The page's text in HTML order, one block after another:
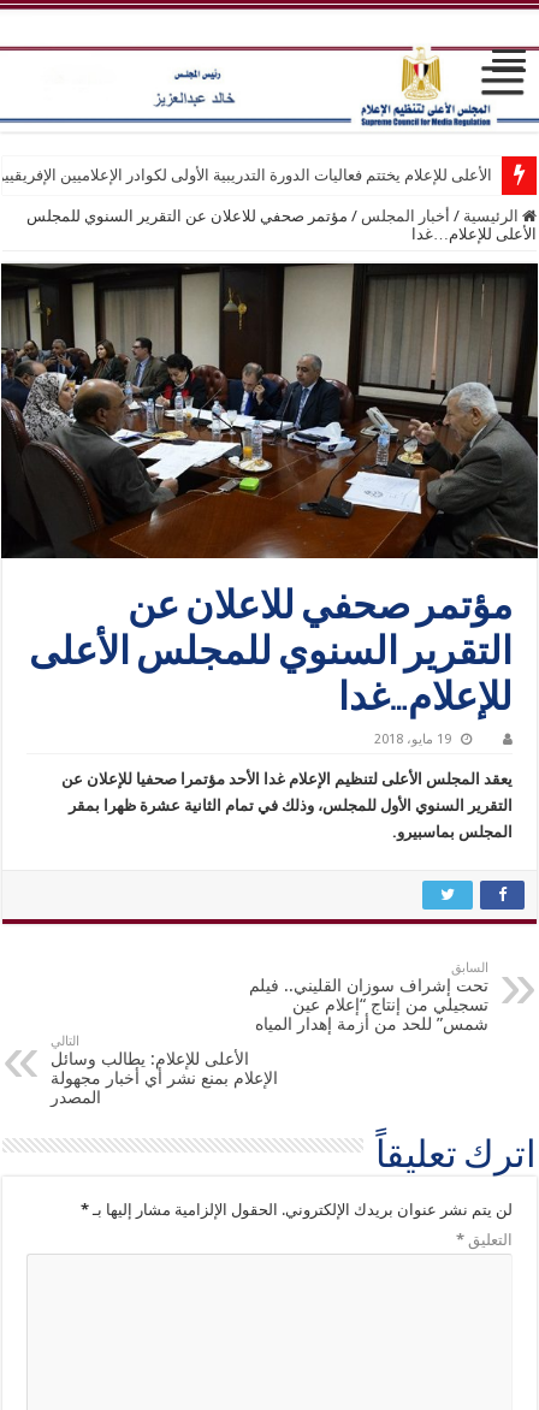
الأعلى للإعلام يختتم فعاليات الدورة التدريبية الأولى لكوادر الإعلاميين
الرئيسية / أخبار المجلس / مؤتمر صحفي للاعلان عن التقرير السنوي للمجلس
الأعلى للإعلام…غدا
مؤتمر صحفي للاعلان عن
التقرير السنوي للمجلس الأعلى
للإعلام…غدا
19 مايو، 2018
يعقد المجلس الأعلى لتنظيم الإعلام غدا الأحد مؤتمرا صحفيا للإعلان عن
التقرير السنوي الأول للمجلس، وذلك في تمام الثانية عشرة ظهرا بمقر
المجلس بماسبيرو.
السابق
تحت إشراف سوزان القليني.. فيلم
تسجيلي من إنتاج “إعلام عين
شمس” للحد من أزمة إهدار المياه
التالي
الأعلى للإعلام: يطالب وسائل
الإعلام بمنع نشر أي أخبار مجهولة
المصدر
اترك تعليقاً
لن يتم نشر عنوان بريدك الإلكتروني. الحقول الإلزامية مشار إليها بـ*
التعليق*